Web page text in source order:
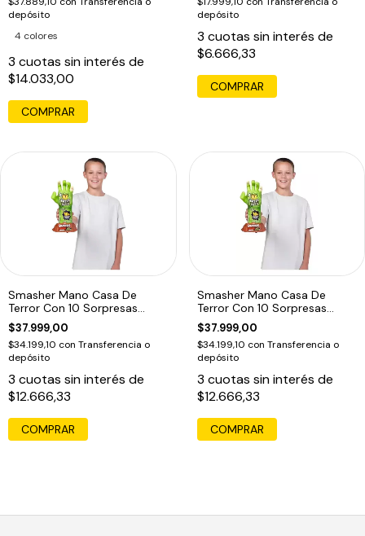
depósito
4 colores
3 cuotas sin interés de
$14.033,00
COMPRAR
depósito
3 cuotas sin interés de
$6.666,33
Smasher Mano Casa De
Terror Con 10 Sorpresas
Tiburón
$37.999,00
$34.199,10 con Transferencia o
depósito
3 cuotas sin interés de
$12.666,33
Smasher Mano Casa De
Terror Con 10 Sorpresas
Lobo
$37.999,00
$34.199,10 con Transferencia o
depósito
3 cuotas sin interés de
$12.666,33